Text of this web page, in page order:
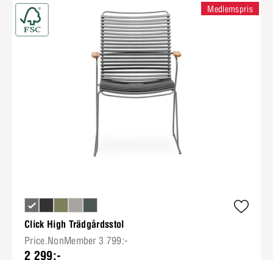
Click High Trädgårdsstol
Price.NonMember 3 799:-
2 299:-
Medlemspris